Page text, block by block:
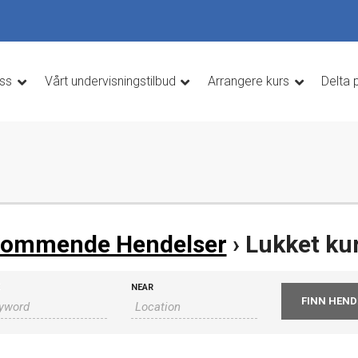
Vårt undervisningstilbud Arrangere kurs Delta
Hendelser › Lukket
NEAR